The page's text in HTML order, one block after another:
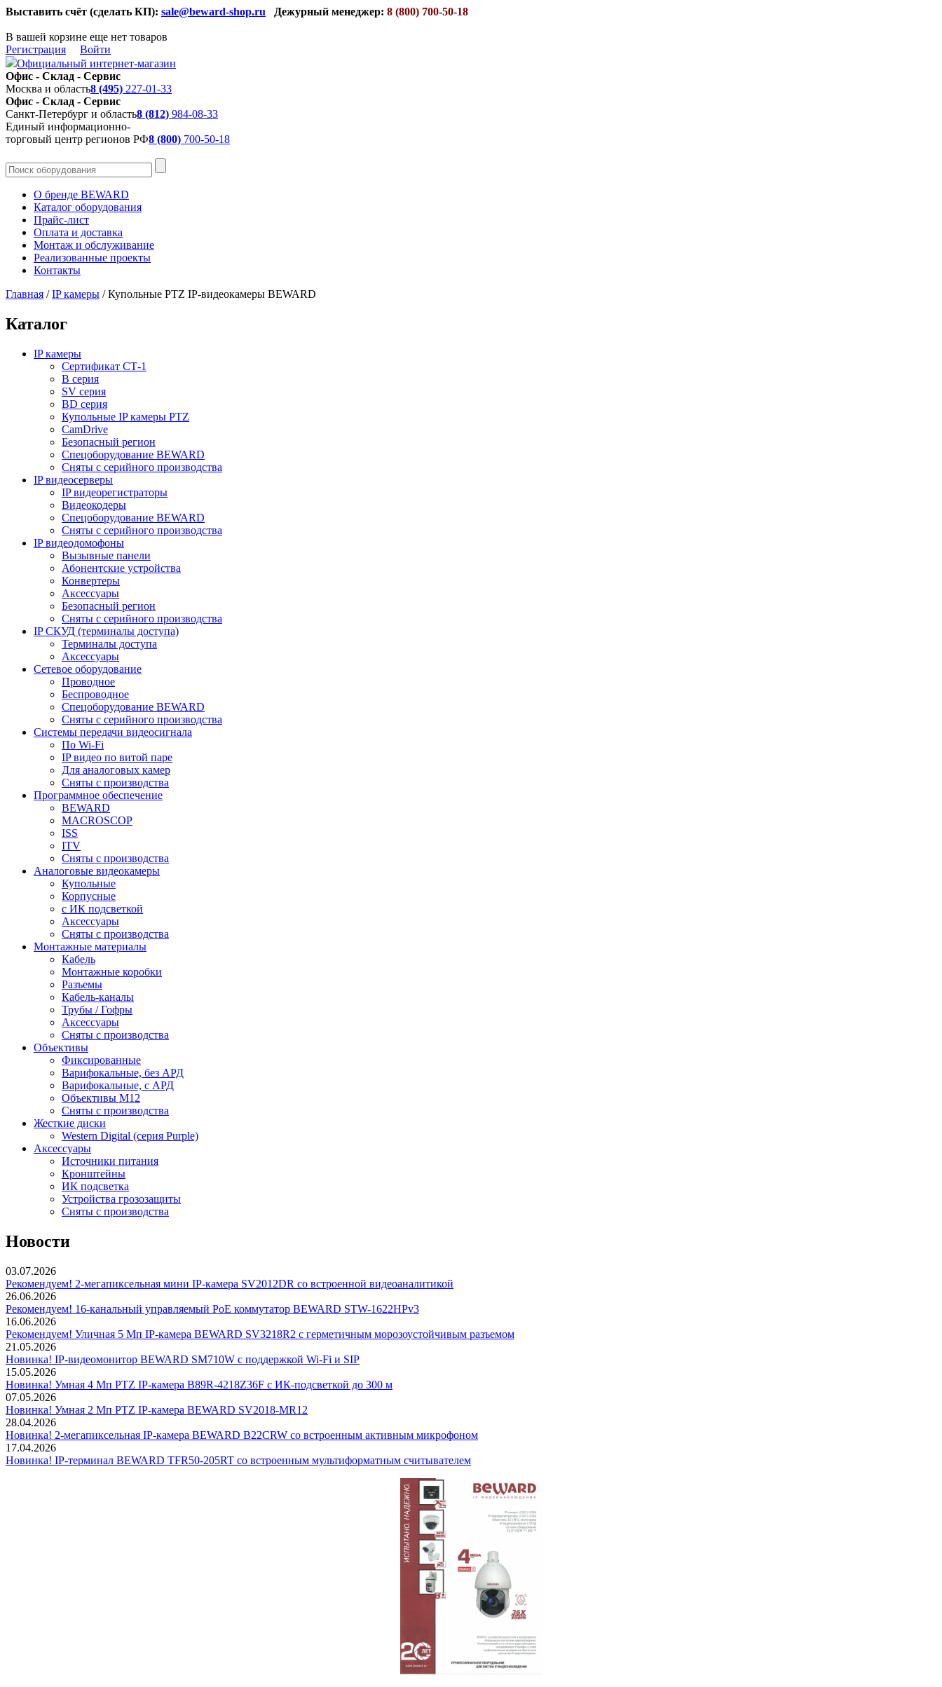
Выставить счёт (сделать КП): sale@beward-shop.ru Дежурный менеджер: 8 (800) 700-50-18
В вашей корзине еще нет товаров
Регистрация
Войти
Официальный интернет-магазин
Офис - Склад - Сервис
Москва и область8 (495) 227-01-33
Офис - Склад - Сервис
Санкт-Петербург и область8 (812) 984-08-33
Единый информационно-
торговый центр регионов РФ8 (800) 700-50-18
О бренде BEWARD
Каталог оборудования
Прайс-лист
Оплата и доставка
Монтаж и обслуживание
Реализованные проекты
Контакты
Главная /IP камеры /Купольные PTZ IP-видеокамеры BEWARD
Каталог
IP камеры
Сертификат СТ-1
B серия
SV серия
BD серия
Купольные IP камеры PTZ
CamDrive
Безопасный регион
Спецоборудование BEWARD
Сняты с серийного производства
IP видеосерверы
IP видеорегистраторы
Видеокодеры
Спецоборудование BEWARD
Сняты с серийного производства
IP видеодомофоны
Вызывные панели
Абонентские устройства
Конвертеры
Аксессуары
Безопасный регион
Сняты с серийного производства
IP СКУД (терминалы доступа)
Терминалы доступа
Аксессуары
Сетевое оборудование
Проводное
Беспроводное
Спецоборудование BEWARD
Сняты с серийного производства
Системы передачи видеосигнала
По Wi-Fi
IP видео по витой паре
Для аналоговых камер
Сняты с производства
Программное обеспечение
BEWARD
MACROSCOP
ISS
ITV
Сняты с производства
Аналоговые видеокамеры
Купольные
Корпусные
c ИК подсветкой
Аксессуары
Сняты с производства
Монтажные материалы
Кабель
Монтажные коробки
Разъемы
Кабель-каналы
Трубы / Гофры
Аксессуары
Сняты с производства
Объективы
Фиксированные
Варифокальные, без АРД
Варифокальные, с АРД
Объективы M12
Сняты с производства
Жесткие диски
Western Digital (серия Purple)
Аксессуары
Источники питания
Кронштейны
ИК подсветка
Устройства грозозащиты
Сняты с производства
Новости
03.07.2026
Рекомендуем! 2-мегапиксельная мини IP-камера SV2012DR со встроенной видеоаналитикой
26.06.2026
Рекомендуем! 16-канальный управляемый PoE коммутатор BEWARD STW-1622HPv3
16.06.2026
Рекомендуем! Уличная 5 Мп IP-камера BEWARD SV3218R2 с герметичным морозоустойчивым разъемом
21.05.2026
Новинка! IP-видеомонитор BEWARD SM710W с поддержкой Wi-Fi и SIP
15.05.2026
Новинка! Умная 4 Мп PTZ IP-камера B89R-4218Z36F с ИК-подсветкой до 300 м
07.05.2026
Новинка! Умная 2 Мп PTZ IP-камера BEWARD SV2018-MR12
28.04.2026
Новинка! 2-мегапиксельная IP-камера BEWARD B22CRW со встроенным активным микрофоном
17.04.2026
Новинка! IP-терминал BEWARD TFR50-205RT со встроенным мультиформатным считывателем